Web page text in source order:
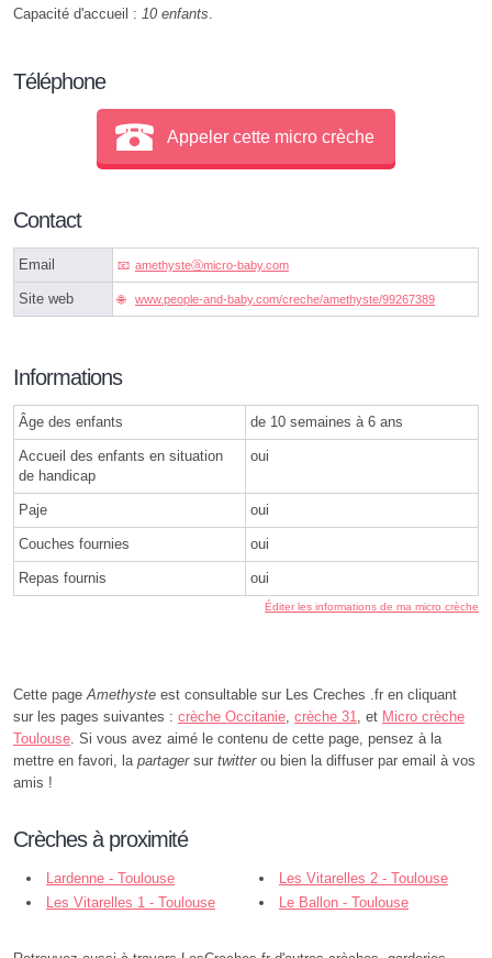
Capacité d'accueil : 10 enfants.
Téléphone
Appeler cette micro crèche
Contact
Email amethysteⓐmicro-baby.com
Site web www.people-and-baby.com/creche/amethyste/99267389
Informations
Âge des enfants de 10 semaines à 6 ans
Accueil des enfants en situation
de handicap
oui
Paje oui
Couches fournies oui
Repas fournis oui
Éditer les informations de ma micro crèche
Cette pageAmethyste est consultable sur Les Creches .fr en cliquant
sur les pages suivantes : crèche Occitanie, crèche 31, et Micro crèche
Toulouse. Si vous avez aimé le contenu de cette page, pensez à la
mettre en favori, la partagersur twitterou bien la diffuser par email à vos
amis !
Crèches à proximité
Lardenne - Toulouse
Les Vitarelles 2 - Toulouse
Les Vitarelles 1 - Toulouse
Le Ballon - Toulouse